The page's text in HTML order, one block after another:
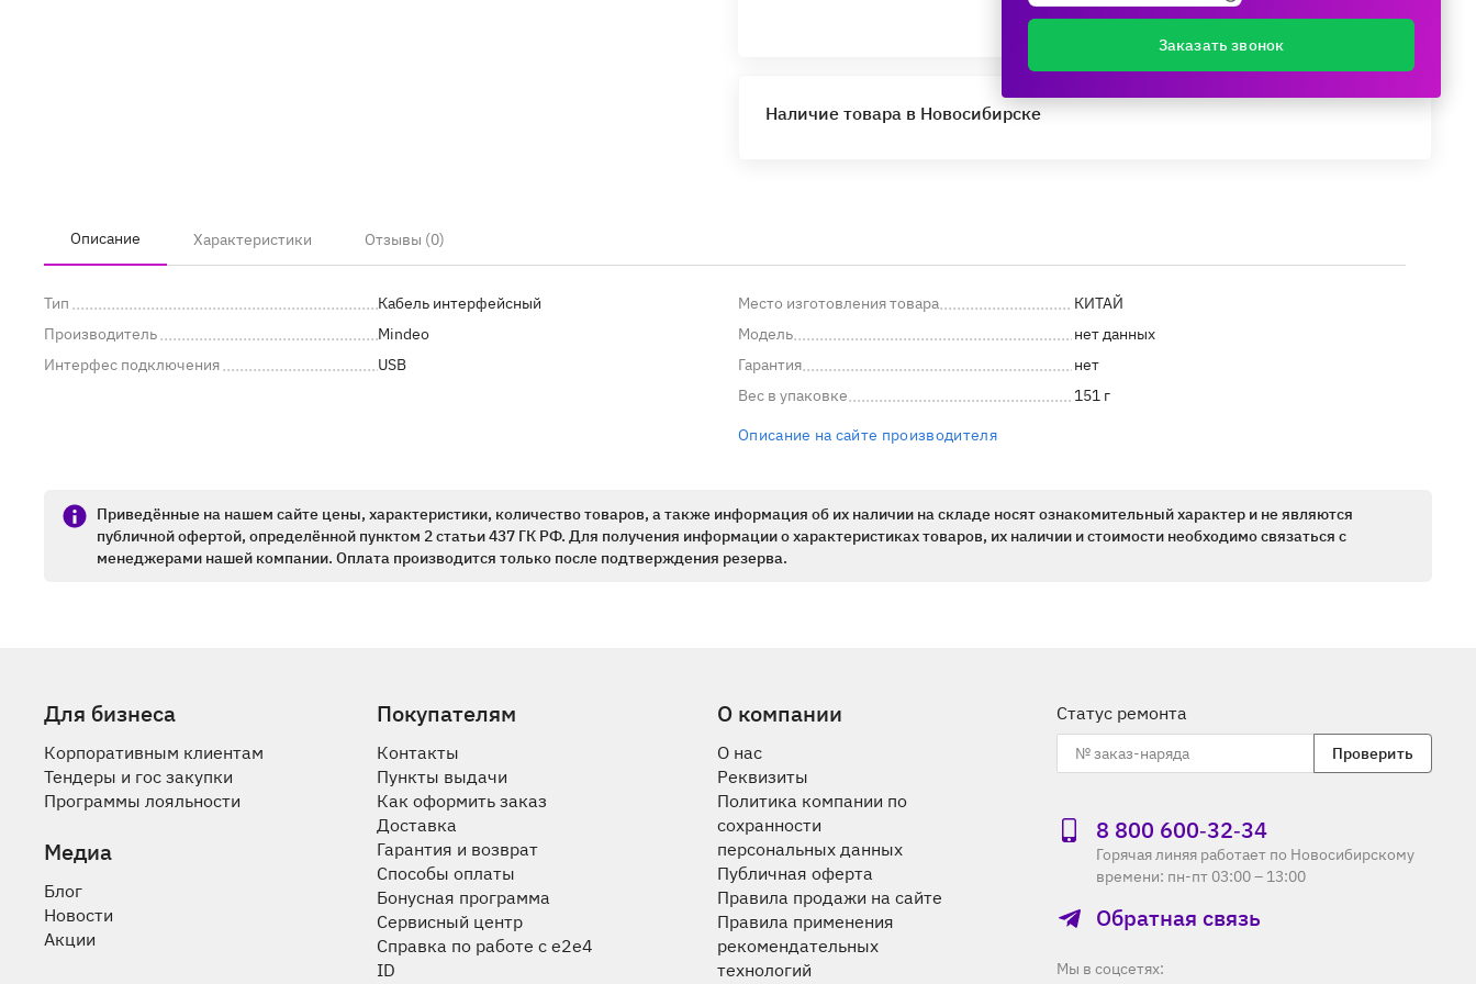
Наличие товара в Новосибирске
Описание Характеристики Отзывы (0)
Тип
Кабель интерфейсный
Производитель
Mindeo
Интерфес подключения
USB
Место изготовления товара
КИТАЙ
Модель
нет данных
Гарантия
нет
Вес в упаковке
151 г
Описание на сайте производителя
Приведённые на нашем сайте цены, характеристики, количество товаров, а также информация об их наличии на складе носят ознакомительный характер и не являются
публичной офертой, определённой пунктом 2 статьи 437 ГК РФ. Для получения информации о характеристиках товаров, их наличии и стоимости необходимо связаться с
менеджерами нашей компании. Оплата производится только после подтверждения резерва.
Для бизнеса
Корпоративным клиентам
Тендеры и гос закупки
Программы лояльности
Медиа
Блог
Новости
Акции
Покупателям
Контакты
Пункты выдачи
Как оформить заказ
Доставка
Гарантия и возврат
Способы оплаты
Бонусная программа
Сервисный центр
Справка по работе с e2e4
ID
О компании
О нас
Реквизиты
Политика компании по
сохранности
персональных данных
Публичная оферта
Правила продажи на сайте
Правила применения
рекомендательных
технологий
Статус ремонта
Проверить
8 800 600‑32‑34
Горячая линяя работает по Новосибирскому
времени: пн-пт 03:00 – 13:00
Обратная связь
Мы в соцсетях:
Заказать звонок